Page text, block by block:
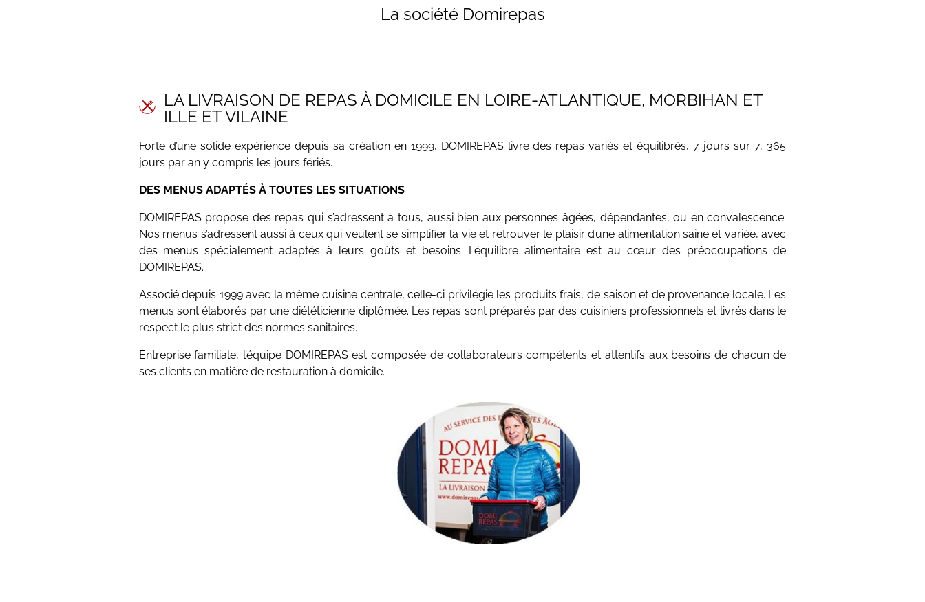
La société Domirepas
LA LIVRAISON DE REPAS À DOMICILE EN LOIRE-ATLANTIQUE, MORBIHAN ET
ILLE ET VILAINE
Forte d’une solide expérience depuis sa création en 1999, DOMIREPAS livre des repas variés et équilibrés, 7 jours sur 7, 365
jours par an y compris les jours fériés.
DES MENUS ADAPTÉS À TOUTES LES SITUATIONS
DOMIREPAS propose des repas qui s’adressent à tous, aussi bien aux personnes âgées, dépendantes, ou en convalescence.
Nos menus s’adressent aussi à ceux qui veulent se simplifier la vie et retrouver le plaisir d’une alimentation saine et variée, avec
des menus spécialement adaptés à leurs goûts et besoins. L’équilibre alimentaire est au cœur des préoccupations de
DOMIREPAS.
Associé depuis 1999 avec la même cuisine centrale, celle-ci privilégie les produits frais, de saison et de provenance locale. Les
menus sont élaborés par une diététicienne diplômée. Les repas sont préparés par des cuisiniers professionnels et livrés dans le
respect le plus strict des normes sanitaires.
Entreprise familiale, l’équipe DOMIREPAS est composée de collaborateurs compétents et attentifs aux besoins de chacun de
ses clients en matière de restauration à domicile.